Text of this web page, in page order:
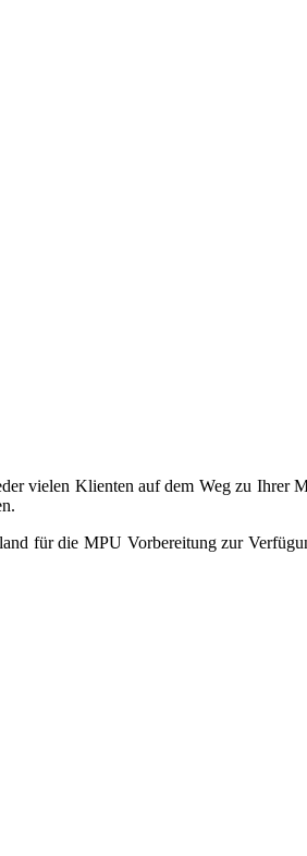
vielen Klienten auf dem Weg zu Ihrer
für die MPU Vorbereitung zur